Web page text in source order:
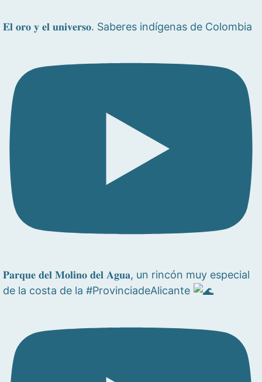
𝐄𝐥 𝐨𝐫𝐨 𝐲 𝐞𝐥 𝐮𝐧𝐢𝐯𝐞𝐫𝐬𝐨. Saberes indígenas de Colombia
𝐏𝐚𝐫𝐪𝐮𝐞 𝐝𝐞𝐥 𝐌𝐨𝐥𝐢𝐧𝐨 𝐝𝐞𝐥 𝐀𝐠𝐮𝐚, un rincón muy especial
de la costa de la #ProvinciadeAlicante